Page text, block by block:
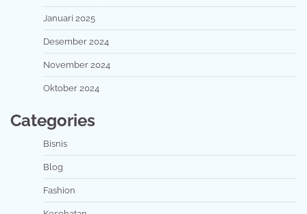
Januari 2025
Desember 2024
November 2024
Oktober 2024
Categories
Bisnis
Blog
Fashion